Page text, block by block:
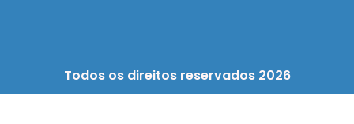
Todos os direitos reservados 2026